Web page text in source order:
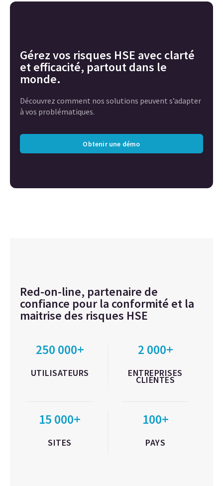
Gérez vos risques HSE avec clarté
et efficacité, partout dans le
monde.
Découvrez comment nos solutions peuvent s’adapter
à vos problématiques.
Obtenir une démo
Red-on-line, partenaire de
confiance pour la conformité et la
maitrise des risques HSE
250 000+
UTILISATEURS
2 000+
ENTREPRISES
CLIENTES
15 000+
SITES
100+
PAYS